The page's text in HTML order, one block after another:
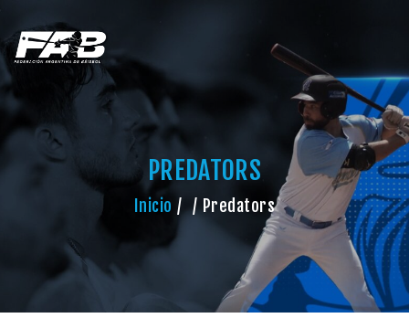
PREDATORS
Inicio Predators